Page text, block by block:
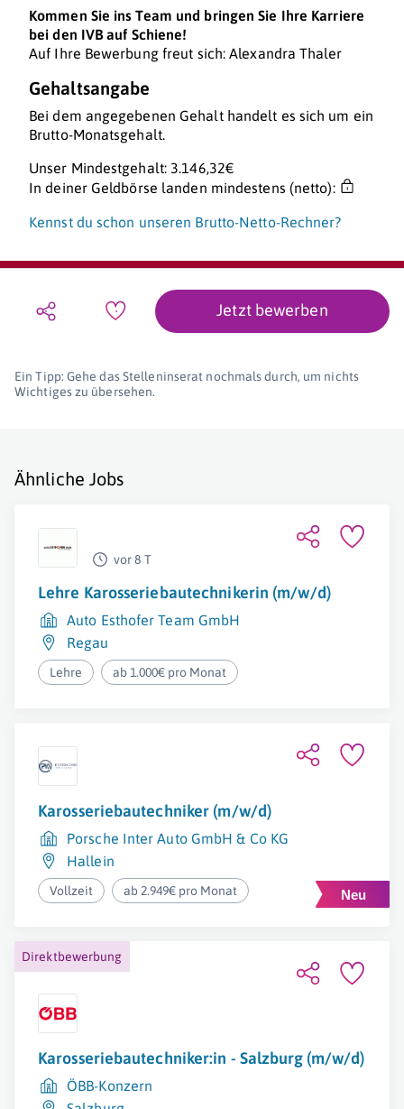
Kommen Sie ins Team und bringen Sie Ihre Karriere
bei den IVB auf Schiene!
Auf Ihre Bewerbung freut sich: Alexandra Thaler
Gehaltsangabe
Bei dem angegebenen Gehalt handelt es sich um ein
Brutto-Monatsgehalt.
Unser Mindestgehalt: 3.146,32€
In deiner Geldbörse landen mindestens (netto):
Kennst du schon unseren Brutto-Netto-Rechner?
Jetzt bewerben
Ein Tipp: Gehe das Stelleninserat nochmals durch, um nichts
Wichtiges zu übersehen.
Ähnliche Jobs
vor 8 T
Lehre Karosseriebautechnikerin (m/w/d)
Auto Esthofer Team GmbH
Regau
Lehre ab 1.000€ pro Monat
Karosseriebautechniker (m/w/d)
Porsche Inter Auto GmbH & Co KG
Hallein
Vollzeit ab 2.949€ pro Monat
Direktbewerbung
Karosseriebautechniker:in - Salzburg (m/w/d)
ÖBB-Konzern